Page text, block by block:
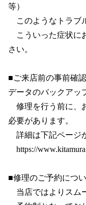
等）
このようなトラブ
こういった症状に
さい。
■ご来店前の事前確
データのバックアッ
修理を行う前に、
必要があります。
詳細は下記ページ
https://
■修理のご予約につ
当店ではよりスム